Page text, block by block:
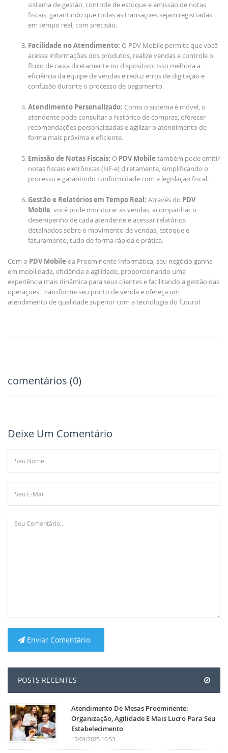
sistema de gestão, controle de estoque e emissão de notas
fiscais, garantindo que todas as transações sejam registradas
em tempo real, com precisão.
Facilidade no Atendimento: O PDV Mobile permite que você
acesse informações dos produtos, realize vendas e controle o
fluxo de caixa diretamente no dispositivo. Isso melhora a
eficiência da equipe de vendas e reduz erros de digitação e
confusão durante o processo de pagamento.
Atendimento Personalizado: Como o sistema é móvel, o
atendente pode consultar o histórico de compras, oferecer
recomendações personalizadas e agilizar o atendimento de
forma mais próxima e eficiente.
Emissão de Notas Fiscais: O PDV Mobile também pode emitir
notas fiscais eletrônicas (NF-e) diretamente, simplificando o
processo e garantindo conformidade com a legislação fiscal.
Gestão e Relatórios em Tempo Real: Através do PDV
Mobile, você pode monitorar as vendas, acompanhar o
desempenho de cada atendente e acessar relatórios
detalhados sobre o movimento de vendas, estoque e
faturamento, tudo de forma rápida e prática.
Com o PDV Mobile da Proeminente Informática, seu negócio ganha
em mobilidade, eficiência e agilidade, proporcionando uma
experiência mais dinâmica para seus clientes e facilitando a gestão das
operações. Transforme seu ponto de venda e ofereça um
atendimento de qualidade superior com a tecnologia do futuro!
comentários (0)
Deixe Um Comentário
POSTS RECENTES
Atendimento De Mesas Proeminente:
Organização, Agilidade E Mais Lucro Para Seu
Estabelecimento
15/04/2025 16:53